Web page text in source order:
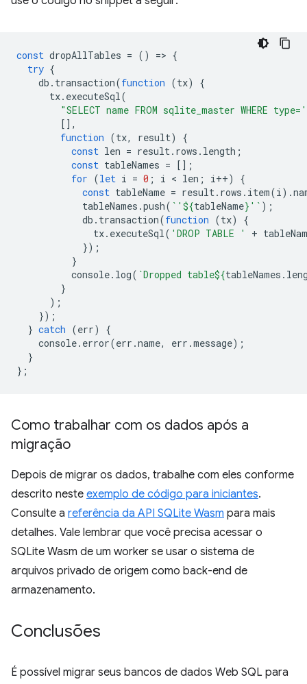
const dropAllTables = () => {
try {
db . transaction(function (tx)
{
tx. executeSql(
"SELECT name FROM sqlite_master WHERE
[],
function (tx, result)
{
const len = result. rows . length ;
const tableNames = [];
for (let i = 0 ; i < len ; i++)
{
const tableName = result. rows . item(i).
tableNames .push( `' ${tableName} '` );
db . transaction(function (tx)
{
tx. executeSql( 'DROP TABLE ' +
});
}
console. log( `Dropped table${tableNames .
}
);
});
} catch (err)
{
console. error(err .name, err .message);
}
};
Como trabalhar com os dados após a
migração
Depois de migrar os dados, trabalhe com eles conforme
descrito neste exemplo de código para iniciantes.
Consulte a referência da API SQLite Wasm para mais
detalhes. Vale lembrar que você precisa acessar o
SQLite Wasm de um worker se usar o sistema de
arquivos privado de origem como back-end de
armazenamento.
Conclusões
É possível migrar seus bancos de dados Web SQL para